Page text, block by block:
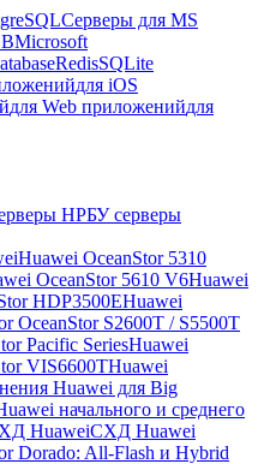
Серверы для MS
Microsoft
RedisSQLite
для iOS
для Web приложенийдля
HPБУ серверы
Huawei OceanStor 5310
OceanStor 5610 V6Huawei
HDP3500EHuawei
OceanStor S2600T / S5500T
Pacific SeriesHuawei
VIS6600THuawei
Huawei для Big
начального и среднего
HuaweiСХД Huawei
Dorado: All-Flash и Hybrid